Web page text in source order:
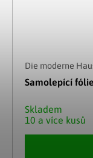
Die moderne
Samolepící
Skladem
10 a více kusů